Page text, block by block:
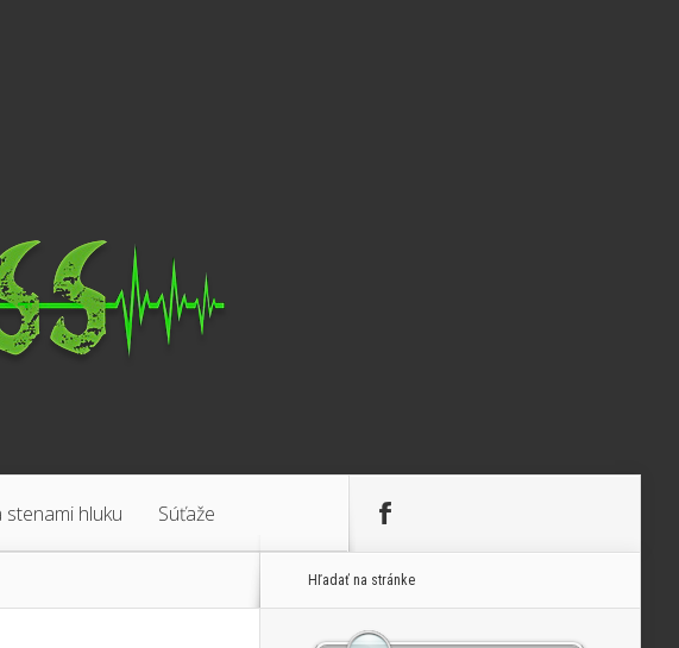
stenami hluku Súťaže
Hľadať na stránke